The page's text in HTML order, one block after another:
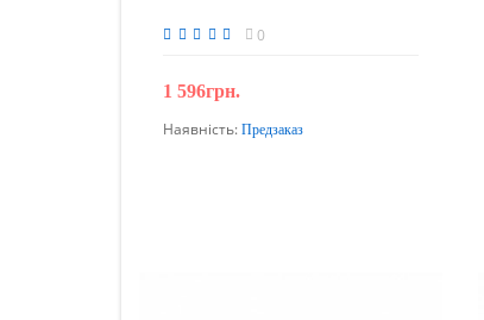
0
1 596грн.
Передзамовлення
Наявність: Предзаказ